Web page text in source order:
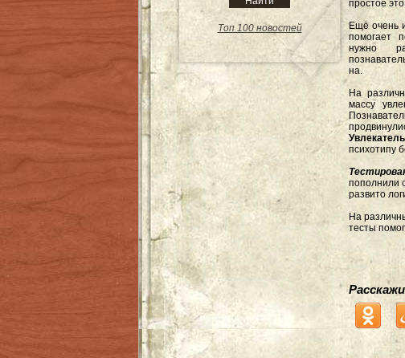
Топ 100 новостей
простое
Ещё очень
помогает
нужно
на.
На
массу
психотипу
пополнили
развито
На
тесты